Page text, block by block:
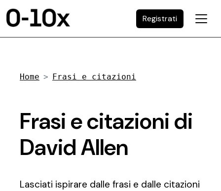
Registrati
Home Frasi e citazioni
Frasi e citazioni di
David Allen
Lasciati ispirare dalle frasi e dalle citazioni